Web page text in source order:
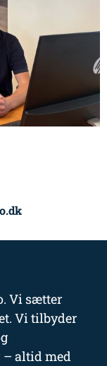
Vi sætter
Vi tilbyder
altid med